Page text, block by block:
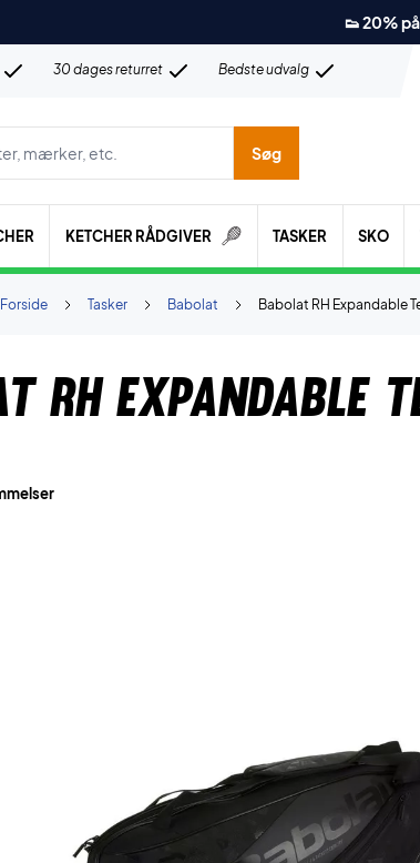
👟 20%
30 dages returret Bedste udvalg
mærker etc.
Søg
KETCHER RÅDGIVER TASKER SKO
Babolat RH Expandable
Babolat
Tasker
Forside
RH Expandable